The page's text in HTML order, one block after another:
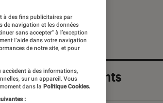
Les plus récents
à des fins publicitaires par
de navigation et les données
sans accepter" à l’exception
l’aide dans votre navigation
de notre site, et pour
à des informations,
sur un appareil. Vous
dans la Politique Cookies.
: